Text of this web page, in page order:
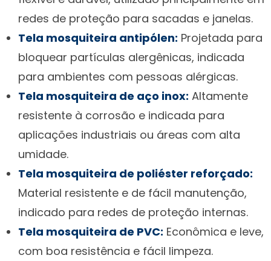
redes de proteção para sacadas e janelas.
Tela mosquiteira antipólen: Projetada para
bloquear partículas alergênicas, indicada
para ambientes com pessoas alérgicas.
Tela mosquiteira de aço inox: Altamente
resistente à corrosão e indicada para
aplicações industriais ou áreas com alta
umidade.
Tela mosquiteira de poliéster reforçado:
Material resistente e de fácil manutenção,
indicado para redes de proteção internas.
Tela mosquiteira de PVC: Econômica e leve,
com boa resistência e fácil limpeza.